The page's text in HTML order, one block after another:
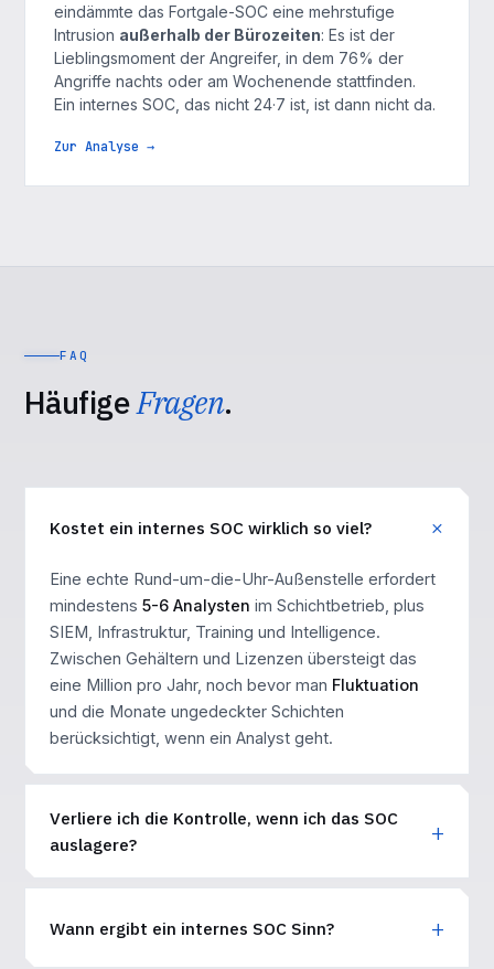
eindämmte das Fortgale-SOC eine mehrstufige
Intrusion außerhalb der Bürozeiten: Es ist der
Lieblingsmoment der Angreifer, in dem 76% der
Angriffe nachts oder am Wochenende stattfinden.
Ein internes SOC, das nicht 24·7 ist, ist dann nicht da.
Zur Analyse →
FAQ
HäufigeFragen.
Kostet ein internes SOC wirklich so viel?
Eine echte Rund-um-die-Uhr-Außenstelle erfordert
mindestens 5-6 Analysten im Schichtbetrieb, plus
SIEM, Infrastruktur, Training und Intelligence.
Zwischen Gehältern und Lizenzen übersteigt das
eine Million pro Jahr, noch bevor man Fluktuation
und die Monate ungedeckter Schichten
berücksichtigt, wenn ein Analyst geht.
Verliere ich die Kontrolle, wenn ich das SOC
auslagere?
Wann ergibt ein internes SOC Sinn?